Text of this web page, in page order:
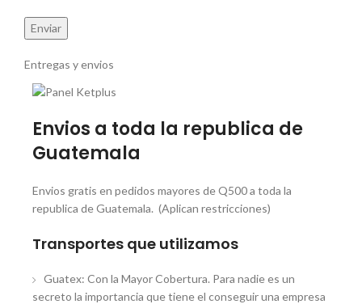
Entregas y envios
Envios a toda la republica de
Guatemala
Envios gratis en pedidos mayores de Q500 a toda la
republica de Guatemala. (Aplican restricciones)
Transportes que utilizamos
Guatex: Con la Mayor Cobertura. Para nadie es un
secreto la importancia que tiene el conseguir una empresa